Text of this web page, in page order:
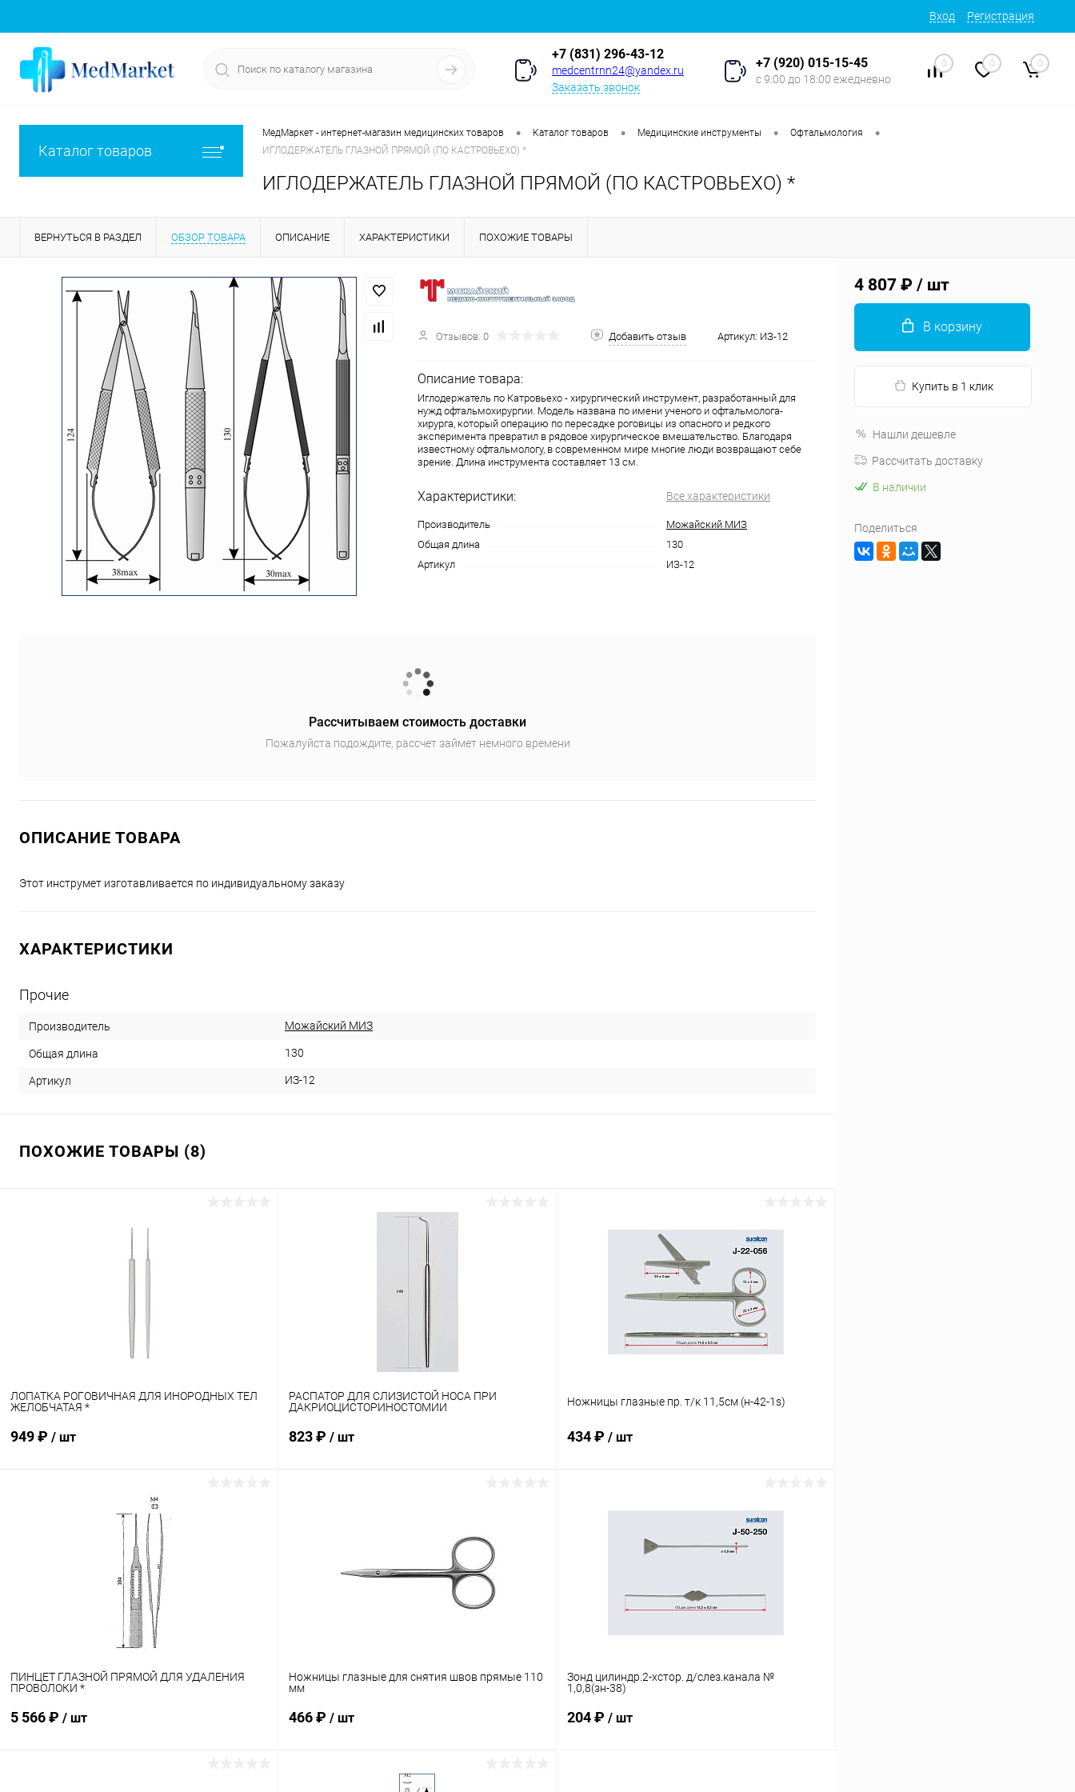
Вход Регистрация
+7 (831) 296-43-12
medcentrnn24@yandex.ru
Заказать звонок
+7 (920) 015-15-45
с 9:00 до 18:00 ежедневно
0 0 0
Каталог товаров
МедМаркет - интернет-магазин медицинских товаров • Каталог товаров • Медицинские инструменты • Офтальмология •
ИГЛОДЕРЖАТЕЛЬ ГЛАЗНОЙ ПРЯМОЙ (ПО КАСТРОВЬЕХО) *
ИГЛОДЕРЖАТЕЛЬ ГЛАЗНОЙ ПРЯМОЙ (ПО КАСТРОВЬЕХО) *
ВЕРНУТЬСЯ В РАЗДЕЛ ОБЗОР ТОВАРА ОПИСАНИЕ ХАРАКТЕРИСТИКИ ПОХОЖИЕ ТОВАРЫ
Отзывов: 0 Добавить отзыв Артикул: ИЗ-12
Описание товара:
Иглодержатель по Катровьехо - хирургический инструмент, разработанный для
нужд офтальмохирургии. Модель названа по имени ученого и офтальмолога-
хирурга, который операцию по пересадке роговицы из опасного и редкого
эксперимента превратил в рядовое хирургическое вмешательство. Благодаря
известному офтальмологу, в современном мире многие люди возвращают себе
зрение. Длина инструмента составляет 13 см.
Характеристики: Все характеристики
Производитель
Можайский МИЗ
Общая длина
130
Артикул
ИЗ-12
Рассчитываем стоимость доставки
Пожалуйста подождите, рассчет займет немного времени
ОПИСАНИЕ ТОВАРА
Этот инструмет изготавливается по индивидуальному заказу
ХАРАКТЕРИСТИКИ
Прочие
Производитель Можайский МИЗ
Общая длина 130
Артикул ИЗ-12
ПОХОЖИЕ ТОВАРЫ (8)
ЛОПАТКА РОГОВИЧНАЯ ДЛЯ ИНОРОДНЫХ ТЕЛ
ЖЕЛОБЧАТАЯ *
949 ₽ / шт
В корзину
РАСПАТОР ДЛЯ СЛИЗИСТОЙ НОСА ПРИ
ДАКРИОЦИСТОРИНОСТОМИИ
823 ₽ / шт
Сравнение
В избранное В наличии
Ножницы глазные пр. т/к 11,5см (н-42-1s)
434 ₽ / шт
Купить в 1 клик Сравнение
ПИНЦЕТ ГЛАЗНОЙ ПРЯМОЙ ДЛЯ УДАЛЕНИЯ
ПРОВОЛОКИ *
5 566 ₽ / шт
Ножницы глазные для снятия швов прямые 110
мм
466 ₽ / шт
В корзину
Зонд цилиндр.2-хстор. д/слез.канала №
1,0,8(зн-38)
204 ₽ / шт
4 807 ₽ / шт
В корзину
Купить в 1 клик
Нашли дешевле
Рассчитать доставку
В наличии
Поделиться